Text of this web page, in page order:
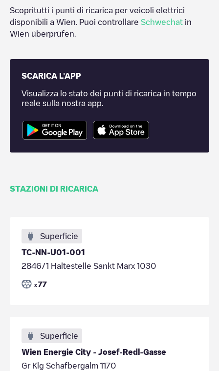
Scopritutti i punti di ricarica per veicoli elettrici
disponibili a Wien . Puoi controllare Schwechat in
Wien überprüfen.
SCARICA L'APP
Visualizza lo stato dei punti di ricarica in tempo
reale sulla nostra app.
STAZIONI DI RICARICA
Superficie
TC-NN-U01-001
2846/1 Haltestelle Sankt Marx 1030
x 77
Superficie
Wien Energie City - Josef-Redl-Gasse
Gr Klg Schafbergalm 1170